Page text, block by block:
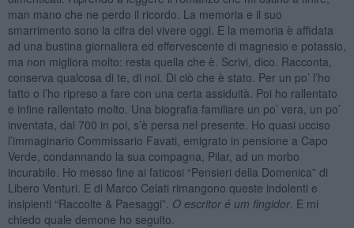
man mano che ne perdo il ricordo. La memoria e il suo
smarrimento sono la cifra del vivere oggi. E la memoria è affidata
ad una bustina giornaliera ed effervescente di magnesio e potassio,
ma non migliora molto: resta quella che è. Scrivi, dico. Racconta,
conserva qualcosa di te, di noi. Di ciò che è stato. Per un po’ l’ho
fatto o l’ho ripreso a fare con una certa assiduità. Poi ho rallentato
e infine rallentato molto. Una biografia familiare un po’ vera, un po’
inventata, dal 700 in poi, s’è persa nel presente. Ho quasi ucciso
l’immaginario Commissario Favati, emigrato in pensione a Capo
Verde, condannando la sua compagna, Pilar, ad un morbo
incurabile. Ho messo fine ai faticosi “Pensieri della Domenica” di
Libero Venturi. E di Marco Celati rimangono queste indolenti e
insipienti “Raccolte & Paesaggi”. O escritor é um fingidor. E mi
chiedo quale demone ho seguito.